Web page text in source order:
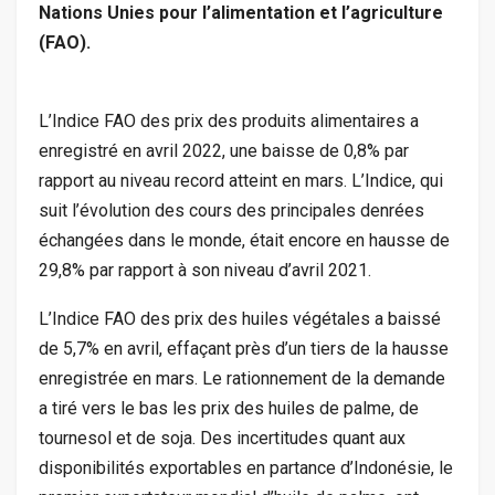
Nations Unies pour l’alimentation et l’agriculture
(FAO).
L’Indice FAO des prix des produits alimentaires a
enregistré en avril 2022, une baisse de 0,8% par
rapport au niveau record atteint en mars. L’Indice, qui
suit l’évolution des cours des principales denrées
échangées dans le monde, était encore en hausse de
29,8% par rapport à son niveau d’avril 2021.
L’Indice FAO des prix des huiles végétales a baissé
de 5,7% en avril, effaçant près d’un tiers de la hausse
enregistrée en mars. Le rationnement de la demande
a tiré vers le bas les prix des huiles de palme, de
tournesol et de soja. Des incertitudes quant aux
disponibilités exportables en partance d’Indonésie, le